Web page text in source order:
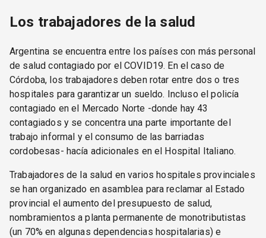
Los trabajadores de la salud
Argentina se encuentra entre los países con más personal
de salud contagiado por el COVID19. En el caso de
Córdoba, los trabajadores deben rotar entre dos o tres
hospitales para garantizar un sueldo. Incluso el policía
contagiado en el Mercado Norte -donde hay 43
contagiados y se concentra una parte importante del
trabajo informal y el consumo de las barriadas
cordobesas- hacía adicionales en el Hospital Italiano.
Trabajadores de la salud en varios hospitales provinciales
se han organizado en asamblea para reclamar al Estado
provincial el aumento del presupuesto de salud,
nombramientos a planta permanente de monotributistas
(un 70% en algunas dependencias hospitalarias) e